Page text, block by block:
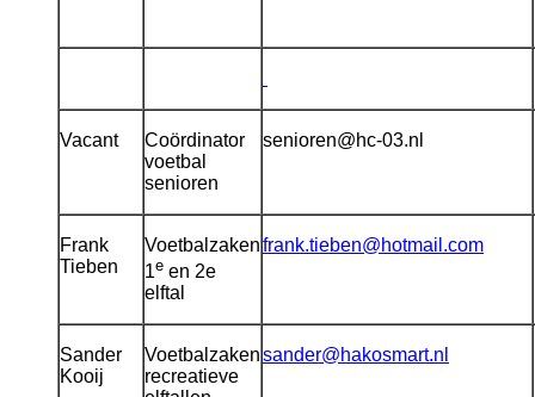
Vacant
Coördinator
voetbal
senioren
senioren@hc-03.nl
Frank
Tieben
Voetbalzaken
1e en 2e
elftal
frank.tieben@hotmail.com
Sander
Kooij
Voetbalzaken
recreatieve
sander@hakosmart.nl